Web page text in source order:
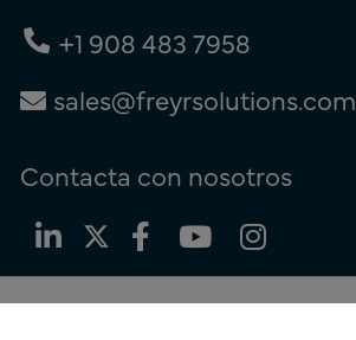
+1 908 483 7958
sales@freyrsolutions.com
Contacta con nosotros